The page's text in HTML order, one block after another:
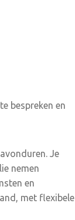
bespreken en
Je
nemen
en
met flexibele